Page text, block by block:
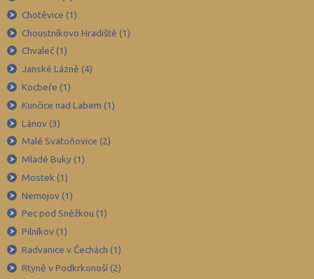
Domažlice (49)
Frýdek-Místek (164)
Havlíčkův Brod (82)
Hodonín (119)
Hradec Králové (139)
Cheb (61)
Chomutov (65)
Jablonec nad Nisou (67)
Jeseník (42)
Jičín (75)
Jihlava (94)
Chotěvice (1)
Choustníkovo Hradiště (1)
Chvaleč (1)
Janské Lázně (4)
Kocbeře (1)
Kunčice nad Labem (1)
Lánov (3)
Malé Svatoňovice (2)
Mladé Buky (1)
Mostek (1)
Nemojov (1)
Pec pod Sněžkou (1)
Pilníkov (1)
Radvanice v Čechách (1)
Rtyně v Podkrkonoší (2)